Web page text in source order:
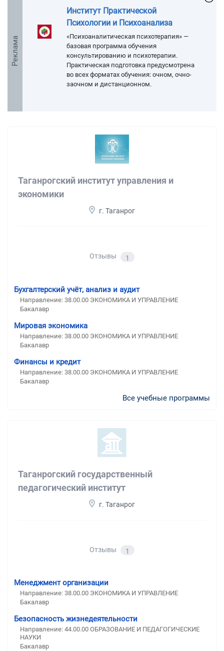
Реклама
Институт Практической
Психологии и Психоанализа
«Психоаналитическая психотерапия» —
базовая программа обучения
консультированию и психотерапии.
Практическая подготовка предусмотрена
во всех форматах обучения: очном, очно-
заочном и дистанционном.
Таганрогский институт управления и
экономики
г. Таганрог
Отзывы 1
Бухгалтерский учёт, анализ и аудит
Направление: 38.00.00 ЭКОНОМИКА И УПРАВЛЕНИЕ
Бакалавр
Мировая экономика
Направление: 38.00.00 ЭКОНОМИКА И УПРАВЛЕНИЕ
Бакалавр
Финансы и кредит
Направление: 38.00.00 ЭКОНОМИКА И УПРАВЛЕНИЕ
Бакалавр
Все учебные программы
Таганрогский государственный
педагогический институт
г. Таганрог
Отзывы 1
Менеджмент организации
Направление: 38.00.00 ЭКОНОМИКА И УПРАВЛЕНИЕ
Бакалавр
Безопасность жизнедеятельности
Направление: 44.00.00 ОБРАЗОВАНИЕ И ПЕДАГОГИЧЕСКИЕ
НАУКИ
Бакалавр